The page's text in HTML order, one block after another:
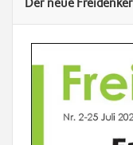
Der neue Freidenker